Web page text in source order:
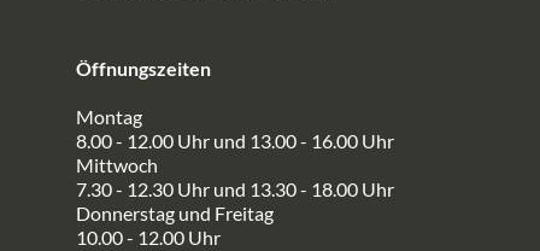
Öffnungszeiten
Montag
8.00 - 12.00 Uhr und 13.00 - 16.00 Uhr
Mittwoch
7.30 - 12.30 Uhr und 13.30 - 18.00 Uhr
Donnerstag und Freitag
10.00 - 12.00 Uhr